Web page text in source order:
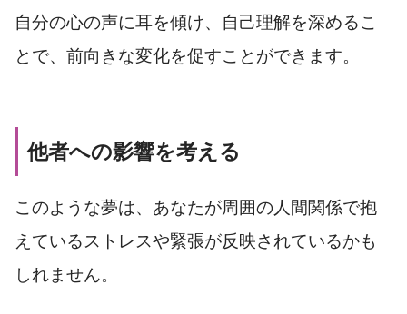
自分の心の声に耳を傾け、自己理解を深めるこ
とで、前向きな変化を促すことができます。
他者への影響を考える
このような夢は、あなたが周囲の人間関係で抱
えているストレスや緊張が反映されているかも
しれません。